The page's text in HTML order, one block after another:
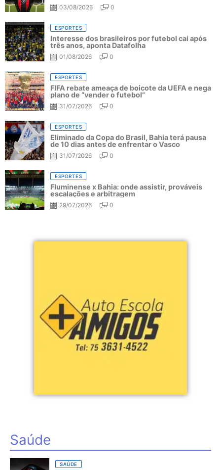
03/08/2026 0
ESPORTES
Interesse dos brasileiros por futebol cai após
três anos, aponta Datafolha
01/08/2026 0
ESPORTES
FIFA rebate ameaça de boicote da UEFA e nega
plano de “vender o futebol”
31/07/2026 0
ESPORTES
Eliminado da Copa do Brasil, Bahia terá pausa
de 10 dias antes de enfrentar o Vasco
31/07/2026 0
ESPORTES
Fluminense x Bahia: onde assistir, prováveis
escalações e arbitragem
29/07/2026 0
Saúde
SAÚDE